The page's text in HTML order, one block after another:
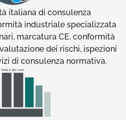
italiana di consulenza
industriale specializzata
marcatura CE, conformità
dei rischi, ispezioni
di consulenza normativa.
Visita il sito web